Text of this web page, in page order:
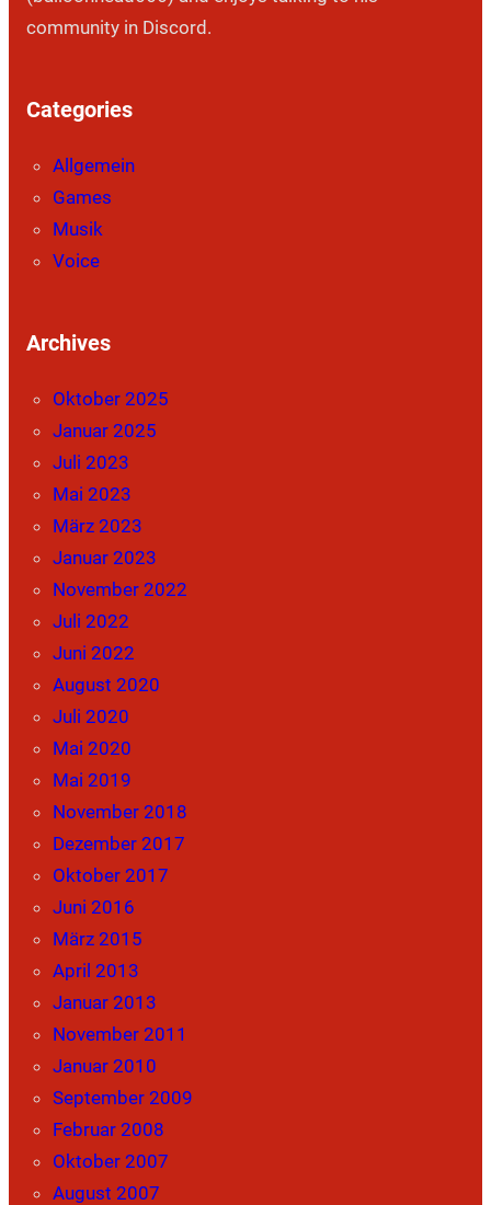
community in Discord.
Categories
Allgemein
Games
Musik
Voice
Archives
Oktober 2025
Januar 2025
Juli 2023
Mai 2023
März 2023
Januar 2023
November 2022
Juli 2022
Juni 2022
August 2020
Juli 2020
Mai 2020
Mai 2019
November 2018
Dezember 2017
Oktober 2017
Juni 2016
März 2015
April 2013
Januar 2013
November 2011
Januar 2010
September 2009
Februar 2008
Oktober 2007
August 2007